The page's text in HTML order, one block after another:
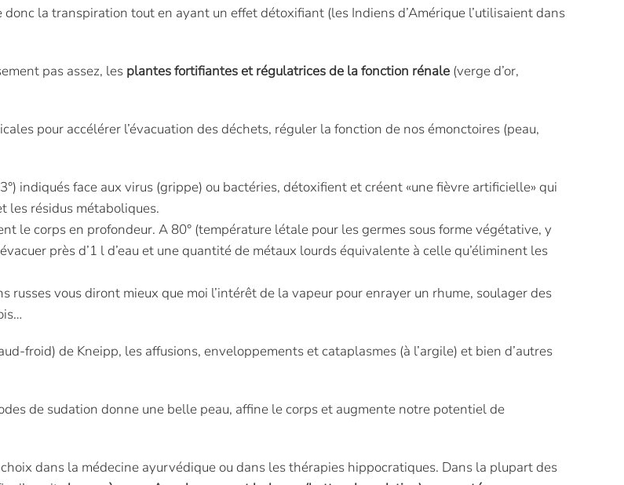
la transpiration tout en ayant un effet détoxifiant (les Indiens d’Amérique l’utilisaient dans
pas assez, les plantes fortifiantes et régulatrices de la fonction rénale (verge d’or,
pour accélérer l’évacuation des déchets, réguler la fonction de nos émonctoires (peau,
indiqués face aux virus (grippe) ou bactéries, détoxifient et créent «une fièvre artificielle» qui
les résidus métaboliques.
le corps en profondeur. A 80° (température létale pour les germes sous forme végétative, y
près d’1 l d’eau et une quantité de métaux lourds équivalente à celle qu’éliminent les
russes vous diront mieux que moi l’intérêt de la vapeur pour enrayer un rhume, soulager des
froid) de Kneipp, les affusions, enveloppements et cataplasmes (à l’argile) et bien d’autres
de sudation donne une belle peau, affine le corps et augmente notre potentiel de
dans la médecine ayurvédique ou dans les thérapies hippocratiques. Dans la plupart des